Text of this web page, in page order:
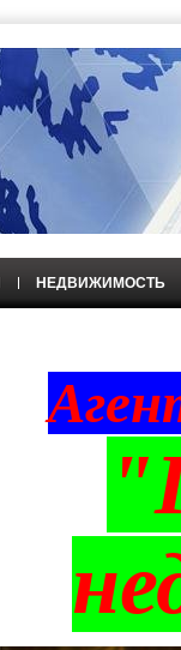
НЕДВИЖИМОСТЬ